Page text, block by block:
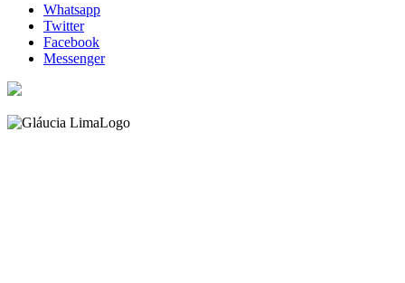
Whatsapp
Twitter
Facebook
Messenger